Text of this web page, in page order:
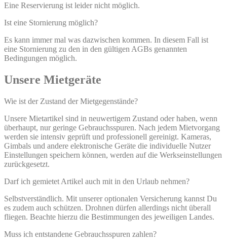
Eine Reservierung ist leider nicht möglich.
Ist eine Stornierung möglich?
Es kann immer mal was dazwischen kommen. In diesem Fall ist
eine Stornierung zu den in den gültigen AGBs genannten
Bedingungen möglich.
Unsere Mietgeräte
Wie ist der Zustand der Mietgegenstände?
Unsere Mietartikel sind in neuwertigem Zustand oder haben, wenn
überhaupt, nur geringe Gebrauchsspuren. Nach jedem Mietvorgang
werden sie intensiv geprüft und professionell gereinigt. Kameras,
Gimbals und andere elektronische Geräte die individuelle Nutzer
Einstellungen speichern können, werden auf die Werkseinstellungen
zurückgesetzt.
Darf ich gemietet Artikel auch mit in den Urlaub nehmen?
Selbstverständlich. Mit unserer optionalen Versicherung kannst Du
es zudem auch schützen. Drohnen dürfen allerdings nicht überall
fliegen. Beachte hierzu die Bestimmungen des jeweiligen Landes.
Muss ich entstandene Gebrauchsspuren zahlen?